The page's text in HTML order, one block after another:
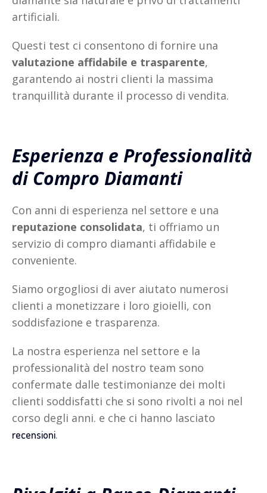
artificiali.
Questi test ci consentono di fornire una
valutazione affidabile e trasparente,
garantendo ai nostri clienti la massima
tranquillità durante il processo di vendita.
Esperienza e Professionalità
di Compro Diamanti
Con anni di esperienza nel settore e una
reputazione consolidata, ti offriamo un
servizio di compro diamanti affidabile e
conveniente.
Siamo orgogliosi di aver aiutato numerosi
clienti a monetizzare i loro gioielli, con
soddisfazione e trasparenza.
La nostra esperienza nel settore e la
professionalità del nostro team sono
confermate dalle testimonianze dei molti
clienti soddisfatti che si sono rivolti a noi nel
corso degli anni. e che ci hanno lasciato
recensioni.